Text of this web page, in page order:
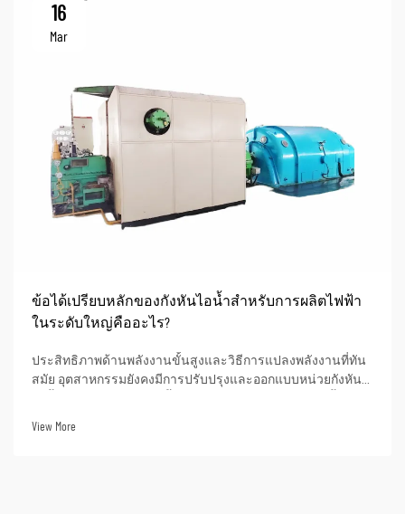
16
Mar
ข้อได้เปรียบหลักของกังหันไอน้ำสำหรับการผลิตไฟฟ้า
ในระดับใหญ่คืออะไร?
ประสิทธิภาพด้านพลังงานขั้นสูงและวิธีการแปลงพลังงานที่ทัน
สมัย อุตสาหกรรมยังคงมีการปรับปรุงและออกแบบหน่วยกังหัน
View More